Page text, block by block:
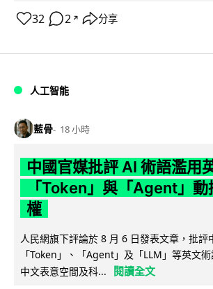
32 2 ↗ 分享
人工智能
藍骨 18 小時
中國官媒批評 AI 術語濫
「Token」與「Agent」
權
人民網旗下評論於 8 月 6 日發表文章，批評
「Token」、「Agent」及「LLM」等英文
中文表意空間及科...
閱讀全文